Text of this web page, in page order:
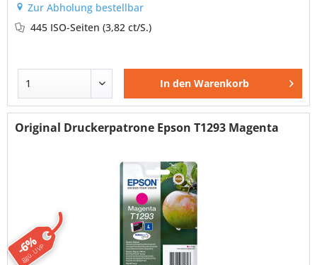
Zur Abholung bestellbar
445 ISO-Seiten(3,82 ct/S.)
In den Warenkorb
-6%
ggü. UVP
Original Druckerpatrone Epson T1293 Magenta